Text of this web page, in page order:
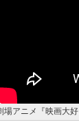
場アニメ『映画大